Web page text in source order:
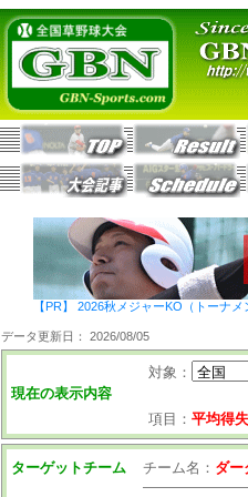
【PR】 2026秋メジャーKO（トーナ
データ更新日： 2026/08/05
現在の表示内容
対象：
項目： 平均得
ターゲットチーム チーム名： ダー